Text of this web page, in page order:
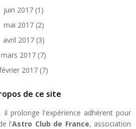
juin 2017 (1)
mai 2017(2)
avril 2017(3)
mars 2017 (7)
2017 (7)
de ce site
il prolonge l'expérience adhérent pour
l'Astro Club de France, association